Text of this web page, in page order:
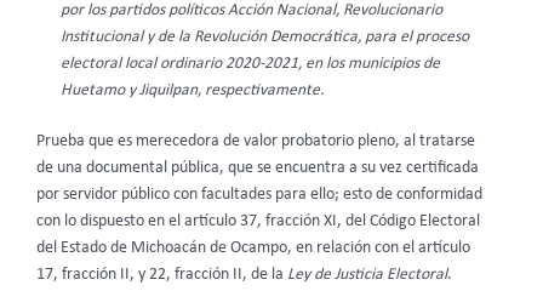
por los partidos políticos Acción Nacional, Revolucionario
Institucional y de la Revolución Democrática, para el proceso
electoral local ordinario 2020-2021, en los municipios de
Huetamo y Jiquilpan, respectivamente.
Prueba que es merecedora de valor probatorio pleno, al tratarse
de una documental pública, que se encuentra a su vez certificada
por servidor público con facultades para ello; esto de conformidad
con lo dispuesto en el artículo 37, fracción XI, del Código Electoral
del Estado de Michoacán de Ocampo, en relación con el artículo
17, fracción II, y 22, fracción II, de la Ley de Justicia Electoral.